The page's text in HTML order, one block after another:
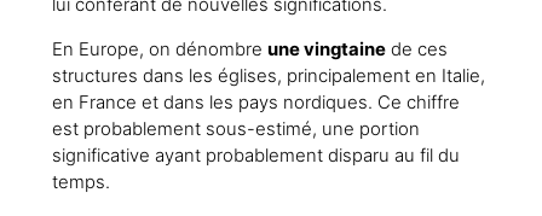
lui conférant de nouvelles significations.
En Europe, on dénombre une vingtainede ces
structures dans les églises, principalement en Italie,
en France et dans les pays nordiques. Ce chiffre
est probablement sous-estimé, une portion
significative ayant probablement disparu au fil du
temps.